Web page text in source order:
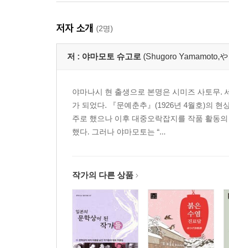
저자 소개 (2명)
저 : 야마모토 슈고로 (Shugoro Yamamoto,
야마나시 현 출생으로 본명은 시미즈 사토무.
가 되었다. 『문예춘추』(1926년 4월호)의 현
주로 했으나 이후 대중오락잡지를 작품 활동
했다. 그러나 야마모토는 “...
작가의 다른 상품